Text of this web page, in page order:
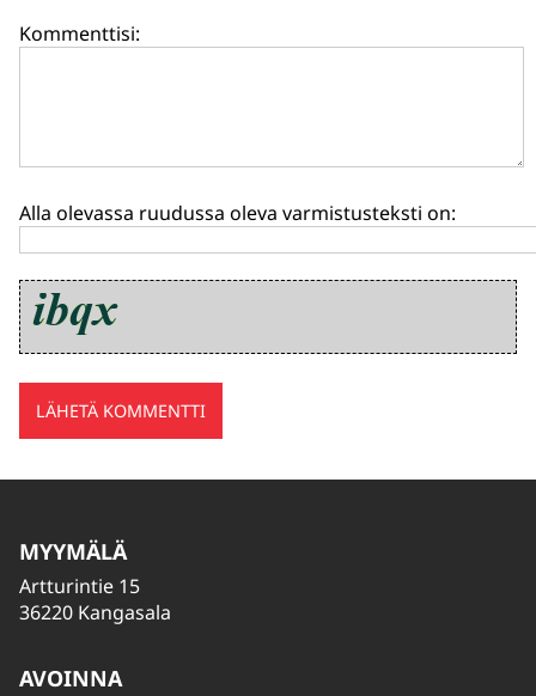
Kommenttisi:
Alla olevassa ruudussa oleva varmistusteksti on:
MYYMÄLÄ
Artturintie 15
36220 Kangasala
AVOINNA